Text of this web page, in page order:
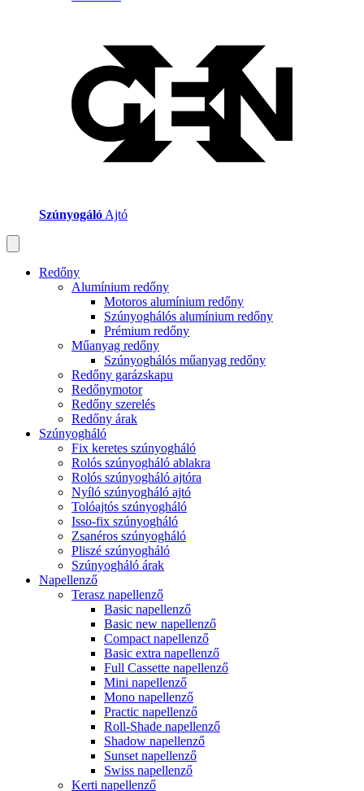
Szúnyogáló Ajtó
Redőny
Alumínium redőny
Motoros alumínium redőny
Szúnyoghálós alumínium redőny
Prémium redőny
Műanyag redőny
Szúnyoghálós műanyag redőny
Redőny garázskapu
Redőnymotor
Redőny szerelés
Redőny árak
Szúnyogháló
Fix keretes szúnyogháló
Rolós szúnyogháló ablakra
Rolós szúnyogháló ajtóra
Nyíló szúnyogháló ajtó
Tolóajtós szúnyogháló
Isso-fix szúnyogháló
Zsanéros szúnyogháló
Pliszé szúnyogháló
Szúnyogháló árak
Napellenző
Terasz napellenző
Basic napellenző
Basic new napellenző
Compact napellenző
Basic extra napellenző
Full Cassette napellenző
Mini napellenző
Mono napellenző
Practic napellenző
Roll-Shade napellenző
Shadow napellenző
Sunset napellenző
Swiss napellenző
Kerti napellenző